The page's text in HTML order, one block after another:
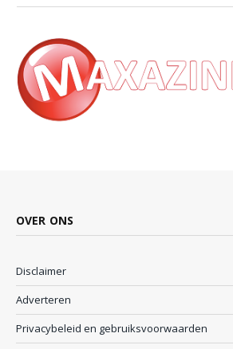
OVER ONS
Disclaimer
Adverteren
Privacybeleid en gebruiksvoorwaarden